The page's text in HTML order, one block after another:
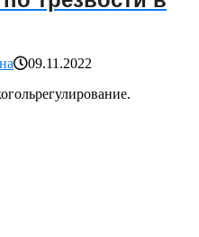
09.11.2022